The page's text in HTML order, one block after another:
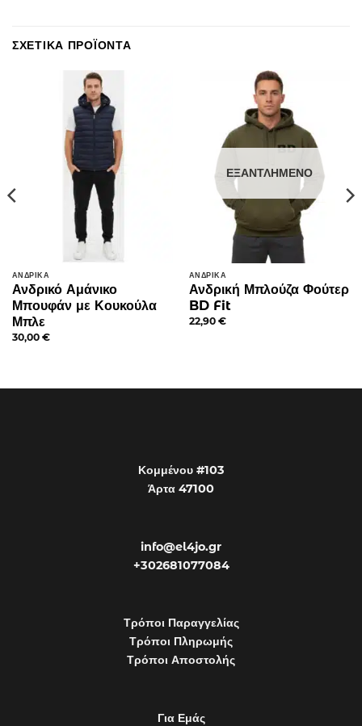
ΣΧΕΤΙΚΆ ΠΡΟΪΌΝΤΑ
ΑΝΔΡΙΚΆ
Ανδρικό Αμάνικο
Μπουφάν με Κουκούλα
Μπλε
30,00 €
ΕΞΑΝΤΛΗΜΈΝΟ
ΑΝΔΡΙΚΆ
Ανδρική Μπλούζα Φούτερ
BD Fit
22,90 €
Κομμένου #103
Άρτα 47100
info@el4jo.gr
+302681077084
Τρόποι Παραγγελίας
Τρόποι Πληρωμής
Τρόποι Αποστολής
Για Εμάς